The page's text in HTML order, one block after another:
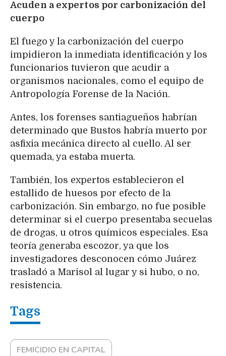
Acuden a expertos por carbonización del
cuerpo
El fuego y la carbonización del cuerpo
impidieron la inmediata identificación y los
funcionarios tuvieron que acudir a
organismos nacionales, como el equipo de
Antropología Forense de la Nación.
Antes, los forenses santiagueños habrían
determinado que Bustos habría muerto por
asfixia mecánica directo al cuello. Al ser
quemada, ya estaba muerta.
También, los expertos establecieron el
estallido de huesos por efecto de la
carbonización. Sin embargo, no fue posible
determinar si el cuerpo presentaba secuelas
de drogas, u otros químicos especiales. Esa
teoría generaba escozor, ya que los
investigadores desconocen cómo Juárez
trasladó a Marisol al lugar y si hubo, o no,
resistencia.
FEMICIDIO EN CAPITAL